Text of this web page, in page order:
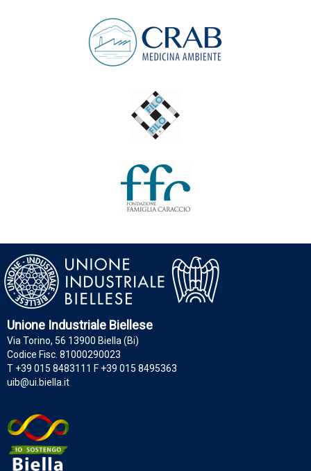
Unione Industriale Biellese
Via Torino, 56 13900 Biella (Bi)
Codice Fisc. 81000290023
T +39 015 8483111 F +39 015 8495363
uib@ui.biella.it